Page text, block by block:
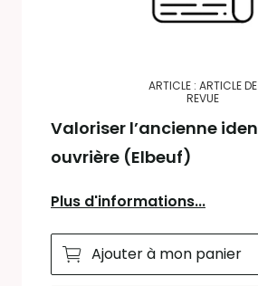
ARTICLE : ARTICLE DE
REVUE
Valoriser l’ancienne
ouvrière (Elbeuf)
Plus d'informations...
Ajouter à mon panier